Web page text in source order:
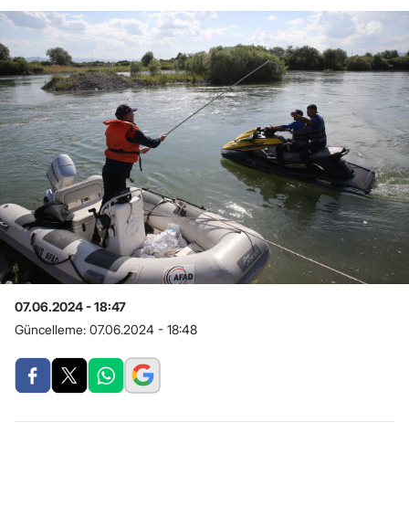
07.06.2024 - 18:47
Güncelleme: 07.06.2024 - 18:48